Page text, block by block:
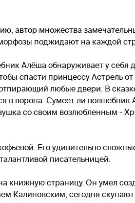
автор множества
поджидают на каждой
Алёша обнаруживает у себя
спасти принцессу Астрель
любые двери. В
ворона. Сумеет ли волшебник
со своим возлюбленным -
Его удивительно
писательницей.
книжную страницу. Он умел
Калиновским, сегодня